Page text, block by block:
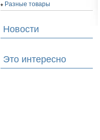
Разные товары
Новости
Это интересно